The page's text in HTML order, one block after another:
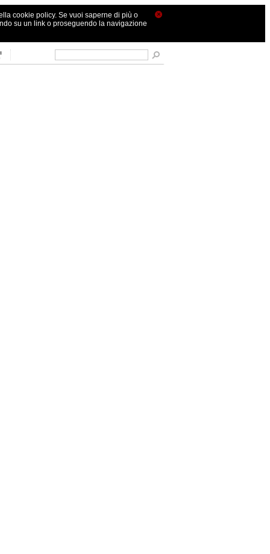
×
cookie policy. Se vuoi saperne di più o
su un link o proseguendo la navigazione